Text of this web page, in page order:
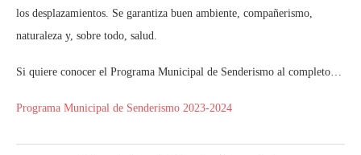
los desplazamientos. Se garantiza buen ambiente, compañerismo,
naturaleza y, sobre todo, salud.
Si quiere conocer el Programa Municipal de Senderismo al completo…
Programa Municipal de Senderismo 2023-2024